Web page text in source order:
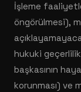
İşleme
öngörülmesi),
hukuki
başkasının
korunması) ve